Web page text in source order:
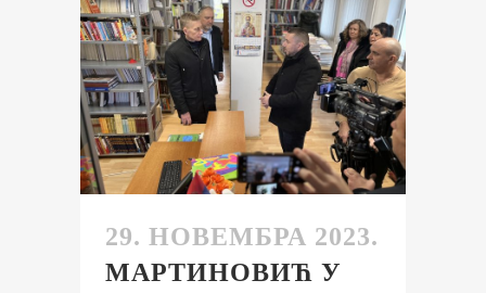
29. НОВЕМБРА 2023.
МАРТИНОВИЋ У